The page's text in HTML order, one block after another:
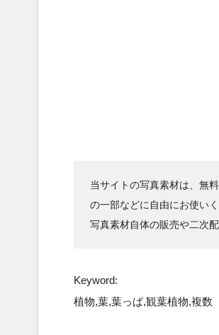
当サイトの写真素材は、無
の一部などに自由にお使い
写真素材自体の販売や二次
Keyword:
植物,葉,葉っぱ,観葉植物,複数